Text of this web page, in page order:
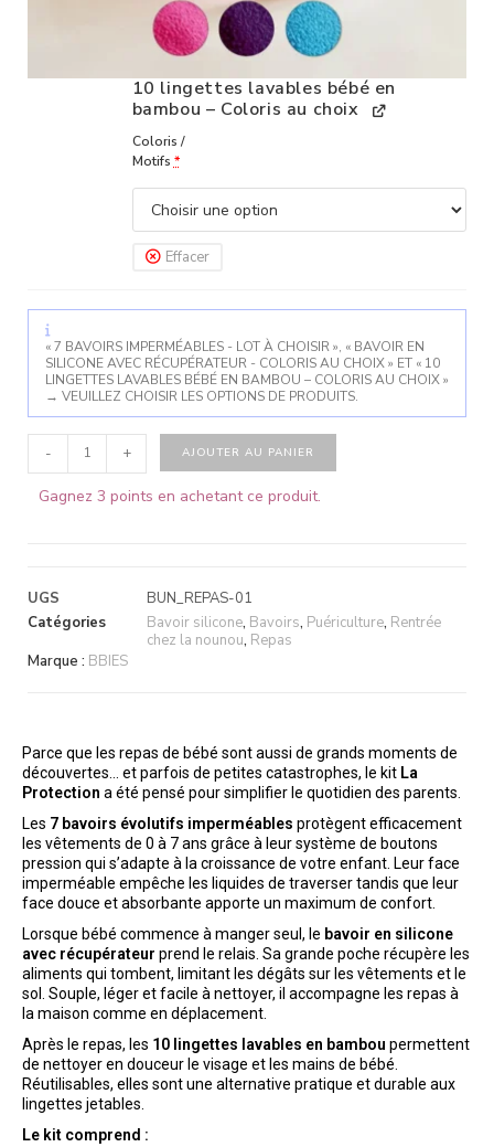
10 lingettes lavables bébé en
bambou – Coloris au choix
Coloris /
Motifs *
Effacer
« 7 BAVOIRS IMPERMÉABLES - LOT À CHOISIR », « BAVOIR EN
SILICONE AVEC RÉCUPÉRATEUR - COLORIS AU CHOIX » ET « 10
LINGETTES LAVABLES BÉBÉ EN BAMBOU – COLORIS AU CHOIX »
→ VEUILLEZ CHOISIR LES OPTIONS DE PRODUITS.
- + AJOUTER AU PANIER
Gagnez 3 points en achetant ce produit.
UGS
BUN_REPAS-01
Catégories
Bavoir silicone, Bavoirs, Puériculture, Rentrée
chez la nounou, Repas
Marque : BBIES
Parce que les repas de bébé sont aussi de grands moments de
découvertes… et parfois de petites catastrophes, le kit La
Protection a été pensé pour simplifier le quotidien des parents.
Les 7 bavoirs évolutifs imperméables protègent efficacement
les vêtements de 0 à 7 ans grâce à leur système de boutons
pression qui s’adapte à la croissance de votre enfant. Leur face
imperméable empêche les liquides de traverser tandis que leur
face douce et absorbante apporte un maximum de confort.
Lorsque bébé commence à manger seul, le bavoir en silicone
avec récupérateur prend le relais. Sa grande poche récupère les
aliments qui tombent, limitant les dégâts sur les vêtements et le
sol. Souple, léger et facile à nettoyer, il accompagne les repas à
la maison comme en déplacement.
Après le repas, les 10 lingettes lavables en bambou permettent
de nettoyer en douceur le visage et les mains de bébé.
Réutilisables, elles sont une alternative pratique et durable aux
lingettes jetables.
Le kit comprend :